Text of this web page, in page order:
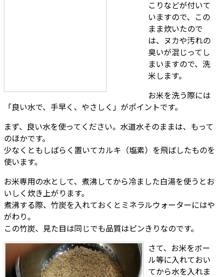
こりなどが付いて
いますので、この
まま炊いたので
は、ヌカや汚れの
臭いが混じってし
まいますので、洗
米します。
お米を洗う際には
「良い水で、手早く、やさしく」がポイントです。
まず、良い水を使ってください。水道水そのままは、もって
のほかです。
少なくともしばらく置いてカルキ（塩素）を飛ばしたものを
使います。
お米専用の水として、煮沸してから冷ました白湯を使うとお
いしく炊き上がります。
煮沸する際、竹炭を入れておくとミネラルウォーターにはや
がわり。
この竹炭、見た目は同じでも品質はピンきりなのです。
さて、お米をボー
ル等に入れておい
てから水を入れま